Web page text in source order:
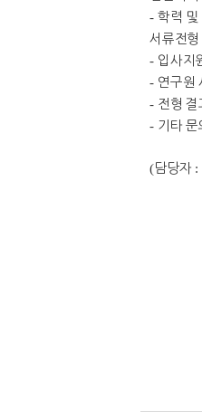
- 학력 및
서류전
- 입사지
- 연구원
- 전형
- 기타
(담당자 :